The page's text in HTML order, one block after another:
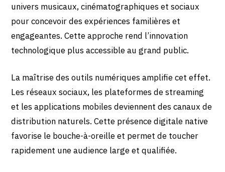
univers musicaux, cinématographiques et sociaux
pour concevoir des expériences familières et
engageantes. Cette approche rend l’innovation
technologique plus accessible au grand public.
La maîtrise des outils numériques amplifie cet effet.
Les réseaux sociaux, les plateformes de streaming
et les applications mobiles deviennent des canaux de
distribution naturels. Cette présence digitale native
favorise le bouche-à-oreille et permet de toucher
rapidement une audience large et qualifiée.